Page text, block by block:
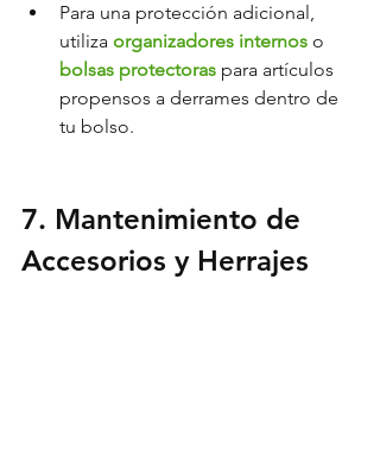
Para una protección adicional,
utiliza organizadores internos o
bolsas protectoras para artículos
propensos a derrames dentro de
tu bolso.
7. Mantenimiento de
Accesorios y Herrajes